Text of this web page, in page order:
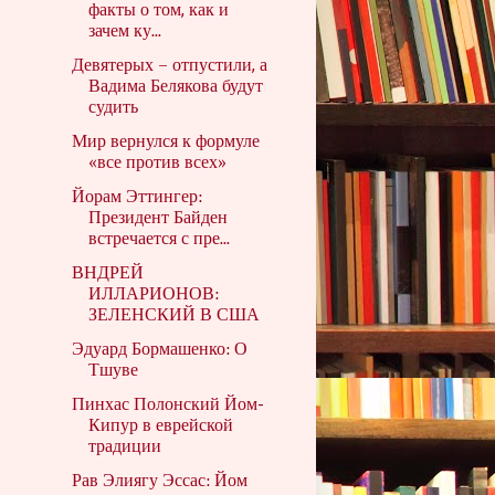
факты о том, как и
зачем ку...
Девятерых – отпустили, а
Вадима Белякова будут
судить
Мир вернулся к формуле
«все против всех»
Йорам Эттингер:
Президент Байден
встречается с пре...
ВНДРЕЙ
ИЛЛАРИОНОВ:
ЗЕЛЕНСКИЙ В США
Эдуард Бормашенко: О
Тшуве
Пинхас Полонский Йом-
Кипур в еврейской
традиции
Рав Элиягу Эссас: Йом